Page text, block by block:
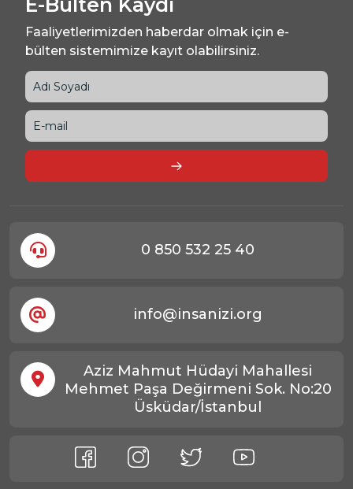
Faaliyetlerimizden haberdar olmak için e-
bülten sistemimize kayıt olabilirsiniz.
0 850 532 25 40
info@insanizi.org
Aziz Mahmut Hüdayi Mahallesi
Mehmet Paşa Değirmeni Sok. No:20
Üsküdar/İstanbul